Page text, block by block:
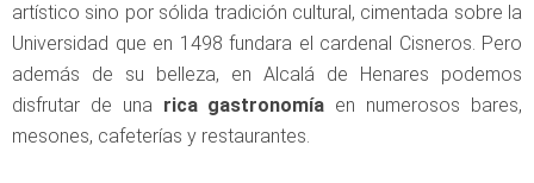
artístico sino por sólida tradición cultural, cimentada sobre la
Universidad que en 1498 fundara el cardenal Cisneros. Pero
además de su belleza, en Alcalá de Henares podemos
disfrutar de una rica gastronomía en numerosos bares,
mesones, cafeterías y restaurantes.